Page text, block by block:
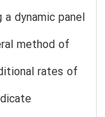
dynamic panel
method of
rates of